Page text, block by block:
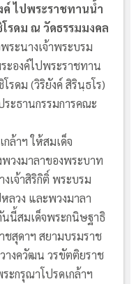
ค์ ไปพระราชทานน้ำ
รดม ณ วัดธรรมมงคล
นางเจ้าพระบรม
ะองค์ไปพระราชทาน
ดม (วิริยังค์ สิรินฺธโร)
ระธานกรรมการคณะ
าฯ ให้สมเด็จ
วงมาลาของพระบาท
เจ้าสิริกิติ์ พระบรม
วง และพวงมาลา
นี้สมเด็จพระกนิษฐาธิ
ชสุดาฯ สยามบรมราช
างควัฒน วรขัตติยราช
ะกรุณาโปรดเกล้าฯ